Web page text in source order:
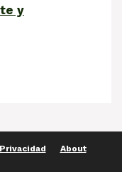
y
About